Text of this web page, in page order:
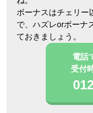
ボーナスはチェリー
で、ハズレorボーナ
ておきましょう。
電話
受付